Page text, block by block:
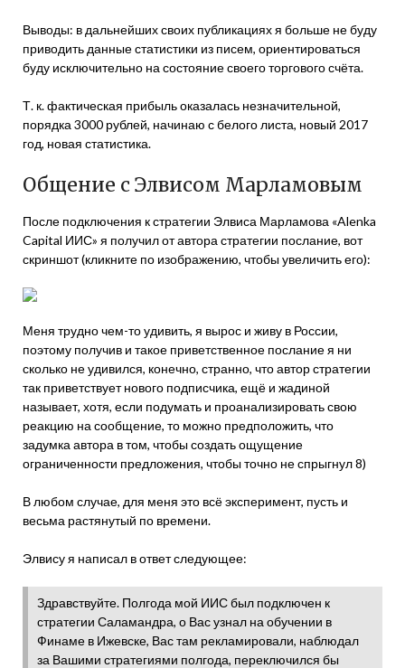
Выводы: в дальнейших своих публикациях я больше не буду
приводить данные статистики из писем, ориентироваться
буду исключительно на состояние своего торгового счёта.
Т. к. фактическая прибыль оказалась незначительной,
порядка 3000 рублей, начинаю с белого листа, новый 2017
год, новая статистика.
Общение с Элвисом Марламовым
После подключения к стратегии Элвиса Марламова «Alenka
Capital ИИС» я получил от автора стратегии послание, вот
скриншот (кликните по изображению, чтобы увеличить его):
Меня трудно чем-то удивить, я вырос и живу в России,
поэтому получив и такое приветственное послание я ни
сколько не удивился, конечно, странно, что автор стратегии
так приветствует нового подписчика, ещё и жадиной
называет, хотя, если подумать и проанализировать свою
реакцию на сообщение, то можно предположить, что
задумка автора в том, чтобы создать ощущение
ограниченности предложения, чтобы точно не спрыгнул 8)
В любом случае, для меня это всё эксперимент, пусть и
весьма растянутый по времени.
Элвису я написал в ответ следующее:
Здравствуйте. Полгода мой ИИС был подключен к
стратегии Саламандра, о Вас узнал на обучении в
Финаме в Ижевске, Вас там рекламировали, наблюдал
за Вашими стратегиями полгода, переключился бы